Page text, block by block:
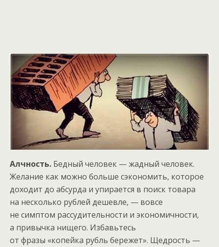
Алчность. Бедный человек — жадный человек.
Желание как можно больше сэкономить, которое
доходит до абсурда и упирается в поиск товара
на несколько рублей дешевле, — вовсе
не симптом рассудительности и экономичности,
а привычка нищего. Избавьтесь
от фразы «копейка рубль бережет». Щедрость —